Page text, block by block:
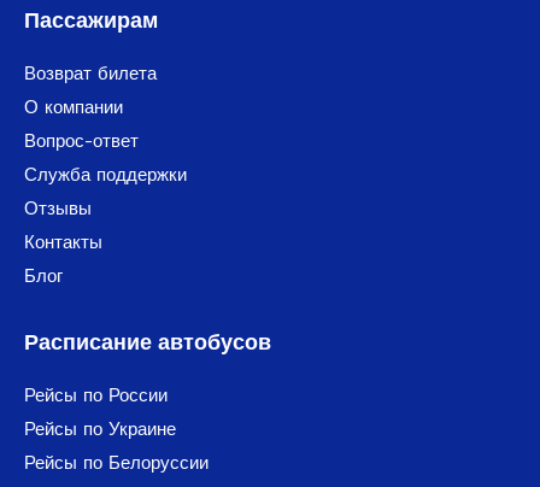
Пассажирам
Возврат билета
О компании
Вопрос-ответ
Служба поддержки
Отзывы
Контакты
Блог
Расписание автобусов
Рейсы по России
Рейсы по Украине
Рейсы по Белоруссии